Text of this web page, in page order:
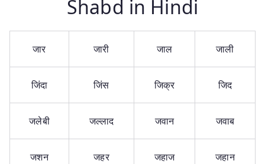
Shabd in Hindi
जार जारी जाल जाली
जिंदा जिंस जिक्र जिद
जलेबी जल्लाद जवान जवाब
जशन जहर जहाज जहान